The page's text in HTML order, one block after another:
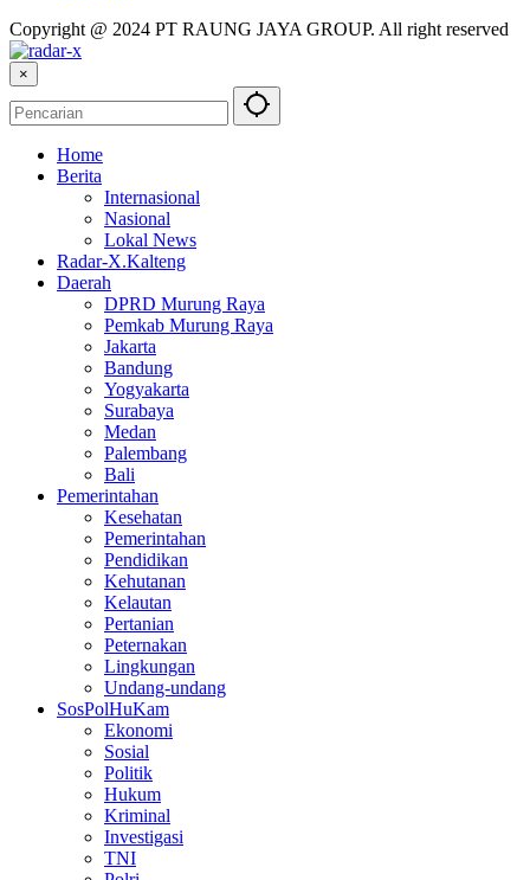
Copyright @ 2024 PT RAUNG JAYA GROUP. All right reserved
×
Home
Berita
Internasional
Nasional
Lokal News
Radar-X.Kalteng
Daerah
DPRD Murung Raya
Pemkab Murung Raya
Jakarta
Bandung
Yogyakarta
Surabaya
Medan
Palembang
Bali
Pemerintahan
Kesehatan
Pemerintahan
Pendidikan
Kehutanan
Kelautan
Pertanian
Peternakan
Lingkungan
Undang-undang
SosPolHuKam
Ekonomi
Sosial
Politik
Hukum
Kriminal
Investigasi
TNI